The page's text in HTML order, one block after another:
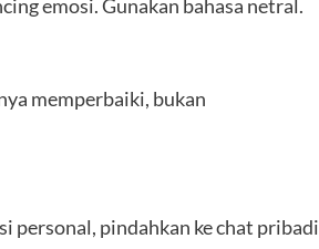
emosi. Gunakan bahasa netral.
memperbaiki, bukan
personal, pindahkan ke chat pribadi